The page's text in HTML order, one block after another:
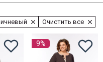
Очистить все
9%